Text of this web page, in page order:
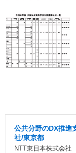
公共分野のDX推進
社/東京都
NTT東日本株式会社